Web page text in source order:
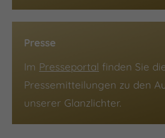
Presse
Im Presseportal finden Sie
Pressemitteilungen zu den
unserer Glanzlichter.